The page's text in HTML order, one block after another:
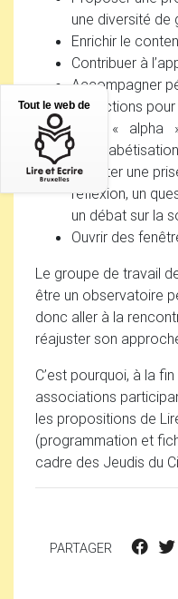
une diversité de
Enrichir le
Contribuer à
Accompagner
projections
public «
alpha
Susciter une
réflexion, un
un débat sur la
Ouvrir des
Le groupe de travail
être un observatoire
donc aller à la
réajuster son
C’est pourquoi, à la
associations
les propositions de
(programmation et
cadre des Jeudis du
PARTAGER
Tout le web de